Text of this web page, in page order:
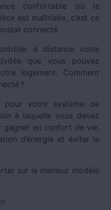
confortable où la
est maîtrisée, c’est ce
connecté.
à distance votre
que vous pouvez
logement. Comment
?
pour votre système de
à laquelle vous devez
gagner en confort de vie,
d’énergie et éviter le
sur le meilleur modèle